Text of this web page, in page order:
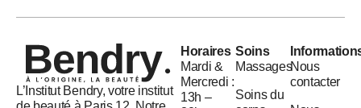
L’Institut Bendry, votre institut
Horaires
Mardi &
Mercredi :
13h –
Soins
Massages
Soins du
Nous
contacter